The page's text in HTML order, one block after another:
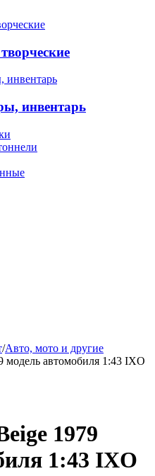
инвентарь
/Авто, мото и другие
модель автомобиля 1:43 IXO
1979
1:43 IXO